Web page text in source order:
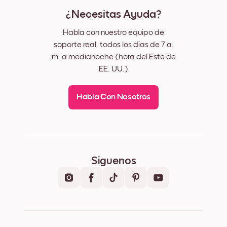
¿Necesitas Ayuda?
Habla con nuestro equipo de
soporte real, todos los días de 7 a.
m. a medianoche (hora del Este de
EE. UU.)
Habla Con Nosotros
Síguenos